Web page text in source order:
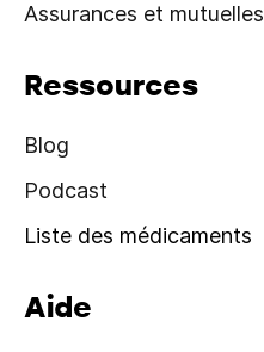
Assurances et mutuelles
Ressources
Blog
Podcast
Liste des médicaments
Aide